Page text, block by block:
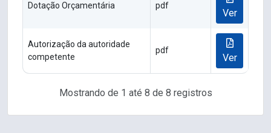
Dotação Orçamentária pdf
Ver
Autorização da autoridade
competente
pdf
Ver
Mostrando de 1 até 8 de 8 registros